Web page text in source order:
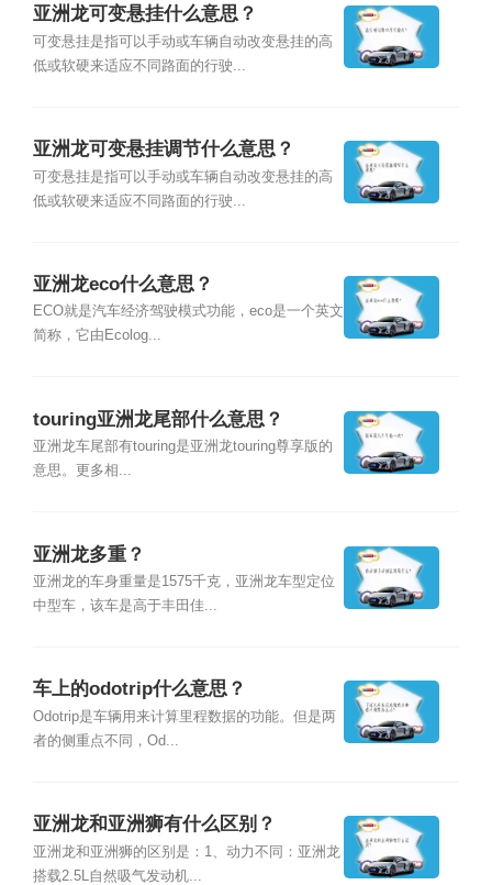
亚洲龙可变悬挂什么意思？
可变悬挂是指可以手动或车辆自动改变悬挂的高
低或软硬来适应不同路面的行驶...
亚洲龙可变悬挂调节什么意思？
可变悬挂是指可以手动或车辆自动改变悬挂的高
低或软硬来适应不同路面的行驶...
亚洲龙eco什么意思？
ECO就是汽车经济驾驶模式功能，eco是一个英文
简称，它由Ecolog...
touring亚洲龙尾部什么意思？
亚洲龙车尾部有touring是亚洲龙touring尊享版的
意思。更多相...
亚洲龙多重？
亚洲龙的车身重量是1575千克，亚洲龙车型定位
中型车，该车是高于丰田佳...
车上的odotrip什么意思？
Odotrip是车辆用来计算里程数据的功能。但是两
者的侧重点不同，Od...
亚洲龙和亚洲狮有什么区别？
亚洲龙和亚洲狮的区别是：1、动力不同：亚洲龙
搭载2.5L自然吸气发动机...